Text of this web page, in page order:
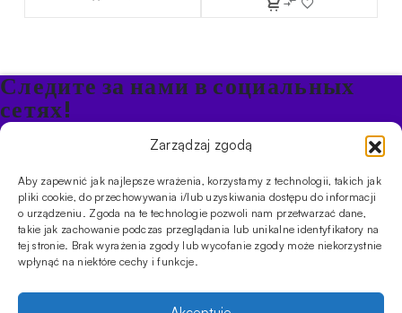
Zarządzaj zgodą
Aby zapewnić jak najlepsze wrażenia, korzystamy z technologii, takich jak
pliki cookie, do przechowywania i/lub uzyskiwania dostępu do informacji
o urządzeniu. Zgoda na te technologie pozwoli nam przetwarzać dane,
takie jak zachowanie podczas przeglądania lub unikalne identyfikatory na
tej stronie. Brak wyrażenia zgody lub wycofanie zgody może niekorzystnie
wpłynąć na niektóre cechy i funkcje.
Следите за нами в социальных
сетях!
Будьте в курсе акций и новостей в Кальяне
ПРОДУКТЫ
КальяныЧашиУгли и розжигПродукты безникотиновые
ИНФОРМАЦИЯ
АКЦИИFAQФирмыПравила работы магазина
УСЛУГИ